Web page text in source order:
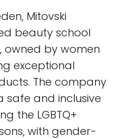
Mitovski
beauty school
owned by women
exceptional
The company
and inclusive
the LGBTQ+
with gender-